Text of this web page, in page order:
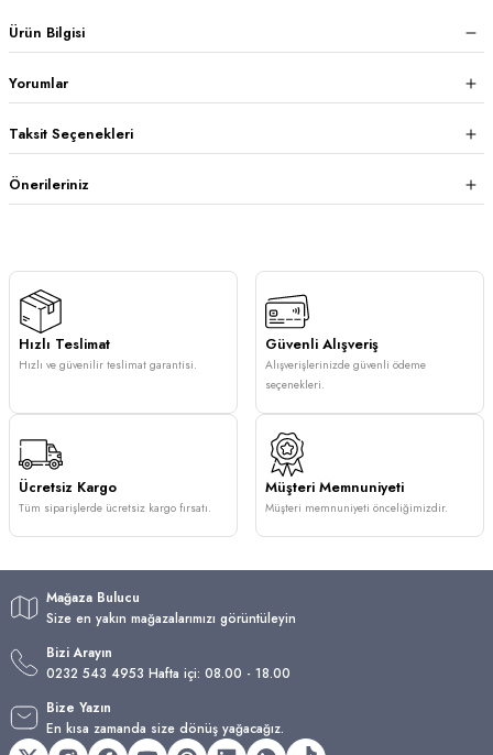
Ürün Bilgisi
Yorumlar
Taksit Seçenekleri
Önerileriniz
Hızlı Teslimat
Hızlı ve güvenilir teslimat garantisi.
Güvenli Alışveriş
Alışverişlerinizde güvenli ödeme
seçenekleri.
Ücretsiz Kargo
Tüm siparişlerde ücretsiz kargo fırsatı.
Müşteri Memnuniyeti
Müşteri memnuniyeti önceliğimizdir.
Mağaza Bulucu
Size en yakın mağazalarımızı görüntüleyin
Bizi Arayın
0232 543 4953 Hafta içi: 08.00 - 18.00
Bize Yazın
En kısa zamanda size dönüş yağacağız.